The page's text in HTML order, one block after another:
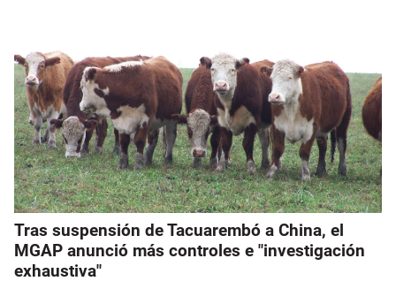
Tras suspensión de Tacuarembó a China, el
MGAP anunció más controles e "investigación
exhaustiva"